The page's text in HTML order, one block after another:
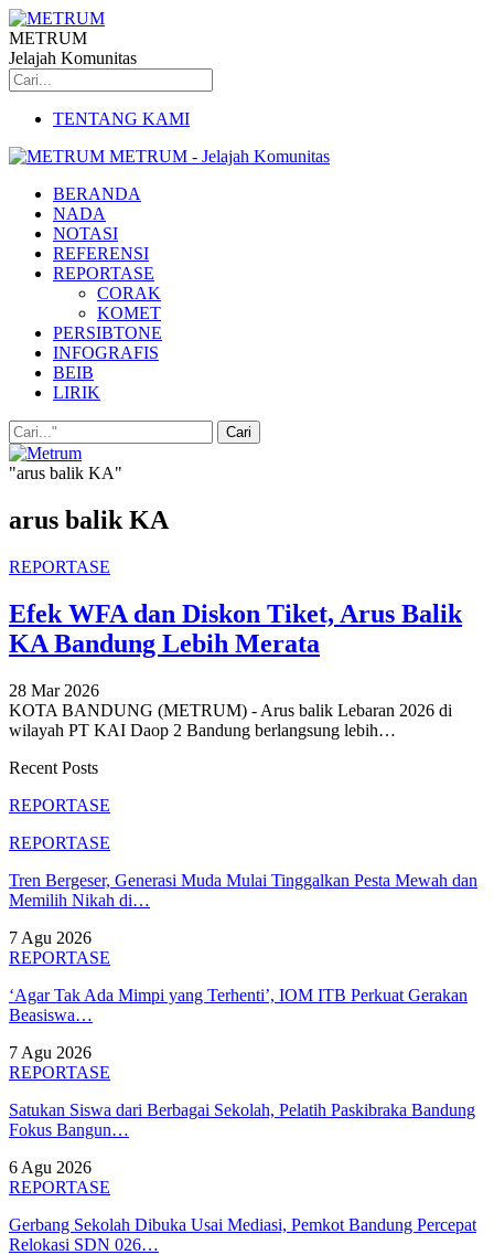
METRUM
Jelajah Komunitas
TENTANG KAMI
METRUM - Jelajah Komunitas
BERANDA
NADA
NOTASI
REFERENSI
REPORTASE
CORAK
KOMET
PERSIBTONE
INFOGRAFIS
BEIB
LIRIK
"arus balik KA"
arus balik KA
REPORTASE
Efek WFA dan Diskon Tiket, Arus Balik
KA Bandung Lebih Merata
28 Mar 2026
KOTA BANDUNG (METRUM) - Arus balik Lebaran 2026 di
wilayah PT KAI Daop 2 Bandung berlangsung lebih…
Recent Posts
REPORTASE
REPORTASE
Tren Bergeser, Generasi Muda Mulai Tinggalkan Pesta Mewah dan
Memilih Nikah di…
7 Agu 2026
REPORTASE
‘Agar Tak Ada Mimpi yang Terhenti’, IOM ITB Perkuat Gerakan
Beasiswa…
7 Agu 2026
REPORTASE
Satukan Siswa dari Berbagai Sekolah, Pelatih Paskibraka Bandung
Fokus Bangun…
6 Agu 2026
REPORTASE
Gerbang Sekolah Dibuka Usai Mediasi, Pemkot Bandung Percepat
Relokasi SDN 026…